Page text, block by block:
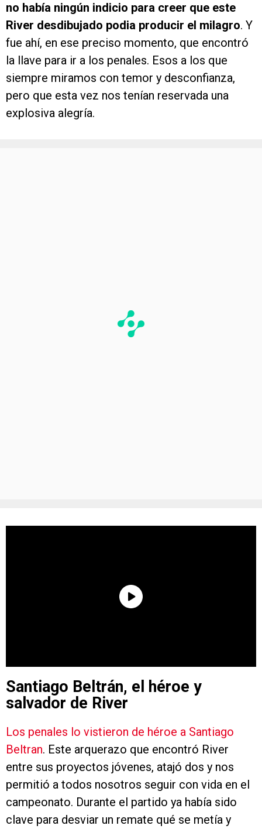
no había ningún indicio para creer que este
River desdibujado podia producir el milagro. Y
fue ahí, en ese preciso momento, que encontró
la llave para ir a los penales. Esos a los que
siempre miramos con temor y desconfianza,
pero que esta vez nos tenían reservada una
explosiva alegría.
Santiago Beltrán, el héroe y
salvador de River
Los penales lo vistieron de héroe a Santiago
Beltran. Este arquerazo que encontró River
entre sus proyectos jóvenes, atajó dos y nos
permitió a todos nosotros seguir con vida en el
campeonato. Durante el partido ya había sido
clave para desviar un remate qué se metía y